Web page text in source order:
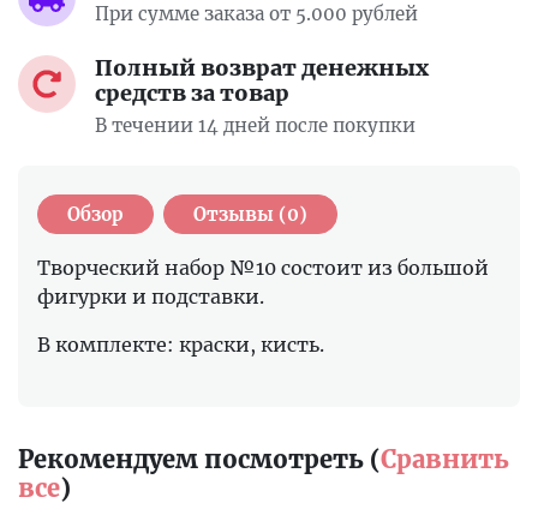
При сумме заказа от 5.000 рублей
Полный возврат денежных
средств за товар
В течении 14 дней после покупки
Обзор Отзывы (0)
Творческий набор №10 состоит из большой
фигурки и подставки.
В комплекте: краски, кисть.
Рекомендуем посмотреть (Сравнить
все)